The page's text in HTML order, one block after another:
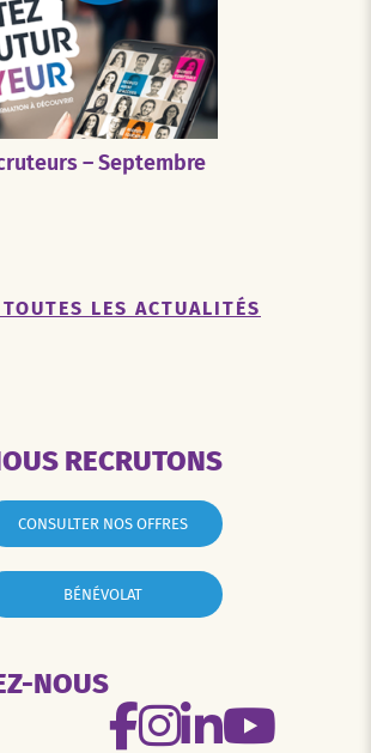
– Septembre
LES ACTUALITÉS
RECRUTONS
CONSULTER NOS OFFRES
BÉNÉVOLAT
NOUS